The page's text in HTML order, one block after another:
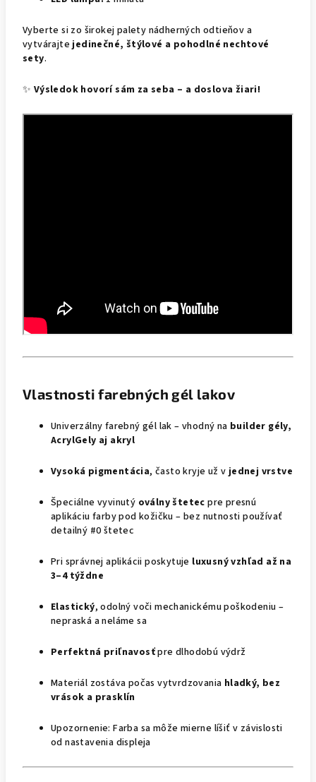
Vyberte si zo širokej palety nádherných odtieňov a
vytvárajtejedinečné, štýlové a pohodlné nechtové
sety.
✨ Výsledok hovorí sám za seba – a doslova žiari!
Vlastnosti farebných gél lakov
Univerzálny farebný gél lak – vhodný na builder gély,
AcrylGely aj akryl
Vysoká pigmentácia, často kryje už vjednej vrstve
Špeciálne vyvinutý oválny štetec pre presnú
aplikáciu farby pod kožičku – bez nutnosti používať
detailný #0 štetec
Pri správnej aplikácii poskytuje luxusný vzhľad až na
3–4 týždne
Elastický, odolný voči mechanickému poškodeniu –
nepraská a neláme sa
Perfektná priľnavosťpre dlhodobú výdrž
Materiál zostáva počas vytvrdzovania hladký, bez
vrások a prasklín
Upozornenie: Farba sa môže mierne líšiť v závislosti
od nastavenia displeja